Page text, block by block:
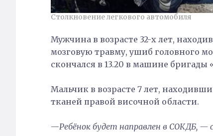
Столкновение легкового автомобиля
Мужчина в возрасте 32-х лет,
мозговую травму, ушиб головного
скончался в 13.20 в машине бригады
Мальчик в возрасте 7 лет,
тканей правой височной области.
—Ребёнок будет направлен в СОКДБ, —